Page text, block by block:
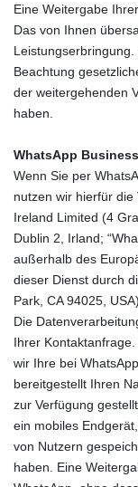
Eine Weitergabe
Das von Ihnen
Beachtung
der weitergehenden
haben.
WhatsApp Business
Wenn Sie per
nutzen wir hierfür die
Ireland Limited (4
Dublin 2, Irland;
außerhalb des
dieser Dienst durch
Park, CA 94025,
Die
Ihrer
wir Ihre bei
bereitgestellt Ihren
zur Verfügung
ein mobiles
von Nutzern
haben. Eine